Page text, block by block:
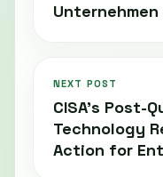
Unternehmen
NEXT POST
CISA’s Post-
Technology
Action for